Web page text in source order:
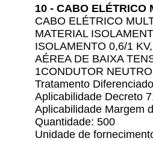
10 - CABO ELÉTRICO
CABO ELÉTRICO
MATERIAL
ISOLAMENTO 0,6/1
AÉREA DE BAIXA
1CONDUTOR NEUTRO
Tratamento
Aplicabilidade Decreto
Aplicabilidade Margem
Quantidade: 500
Unidade de